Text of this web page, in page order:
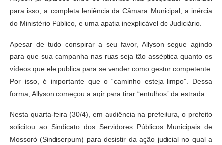
para isso, a completa leniência da Câmara Municipal, a inércia
do Ministério Público, e uma apatia inexplicável do Judiciário.
Apesar de tudo conspirar a seu favor, Allyson segue agindo
para que sua campanha nas ruas seja tão asséptica quanto os
vídeos que ele publica para se vender como gestor competente.
Por isso, é importante que o “caminho esteja limpo”. Dessa
forma, Allyson começou a agir para tirar “entulhos” da estrada.
Nesta quarta-feira (30/4), em audiência na prefeitura, o prefeito
solicitou ao Sindicato dos Servidores Públicos Municipais de
Mossoró (Sindiserpum) para desistir da ação judicial no qual a